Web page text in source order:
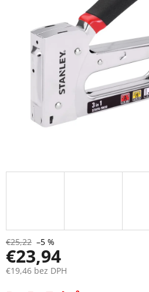
hviezdičiek.
€25,22 –5 %
€23,94
€19,46 bez DPH